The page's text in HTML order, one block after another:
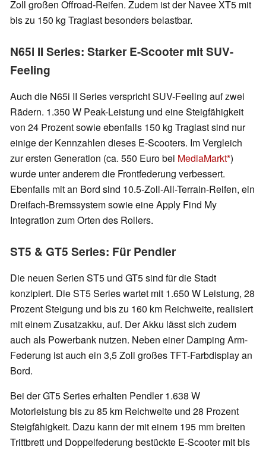
Zoll großen Offroad-Reifen. Zudem ist der Navee XT5 mit
bis zu 150 kg Traglast besonders belastbar.
N65i II Series: Starker E-Scooter mit SUV-
Feeling
Auch die N65i II Series verspricht SUV-Feeling auf zwei
Rädern. 1.350 W Peak-Leistung und eine Steigfähigkeit
von 24 Prozent sowie ebenfalls 150 kg Traglast sind nur
einige der Kennzahlen dieses E-Scooters. Im Vergleich
zur ersten Generation (ca. 550 Euro bei MediaMarkt )
wurde unter anderem die Frontfederung verbessert.
Ebenfalls mit an Bord sind 10.5-Zoll-All-Terrain-Reifen, ein
Dreifach-Bremssystem sowie eine Apply Find My
Integration zum Orten des Rollers.
ST5 & GT5 Series: Für Pendler
Die neuen Serien ST5 und GT5 sind für die Stadt
konzipiert. Die ST5 Series wartet mit 1.650 W Leistung, 28
Prozent Steigung und bis zu 160 km Reichweite, realisiert
mit einem Zusatzakku, auf. Der Akku lässt sich zudem
auch als Powerbank nutzen. Neben einer Damping Arm-
Federung ist auch ein 3,5 Zoll großes TFT-Farbdisplay an
Bord.
Bei der GT5 Series erhalten Pendler 1.638 W
Motorleistung bis zu 85 km Reichweite und 28 Prozent
Steigfähigkeit. Dazu kann der mit einem 195 mm breiten
Trittbrett und Doppelfederung bestückte E-Scooter mit bis